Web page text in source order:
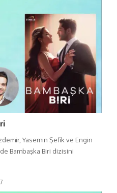
Yasemin Şefik ve Engin
Bambaşka Biri dizisini